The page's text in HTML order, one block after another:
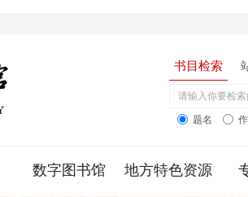
书目检索
题名
数字图书馆 地方特色资源